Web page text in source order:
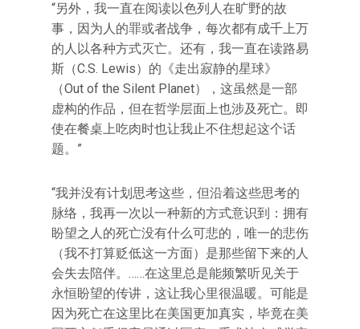
“另外，我一直在阅读以色列人在旷野的故
事，因为人的罪或者战争，每次都有成千上万
的人以各种方式灭亡。还有，我一直在读路易
斯（C.S. Lewis）的《走出寂静的星球》
（Out of the Silent Planet），这虽然是一部
虚构的作品，但在哲学层面上也涉及死亡。即
使在餐桌上吃肉时也让我止不住想起这个话
题。”
“我并没有计划思考这些，但沿着这些思考的
脉络，我再一次以一种新的方式意识到：拥有
盼望之人的死亡没有什么可悲的，唯一的悲伤
（我不打算贬低这一方面）是那些留下来的人
会失去陪伴。……在这里总是能频繁听见关于
永恒盼望的传讲，这让我心里很温暖。可能是
因为死亡在这里比在美国更加真实，毕竟在美